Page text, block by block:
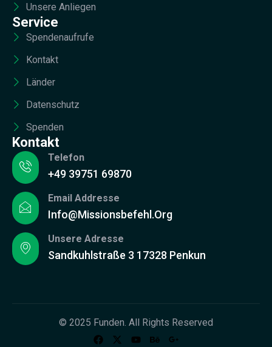
Unsere Anliegen
Service
Spendenaufrufe
Kontakt
Länder
Datenschutz
Spenden
Kontakt
Telefon
+49 39751 69870
Email Addresse
Info@missionsbefehl.org
Unsere Adresse
Sandkuhlstraße 3 17328 Penkun
© 2025 Funden. All Rights Reserved